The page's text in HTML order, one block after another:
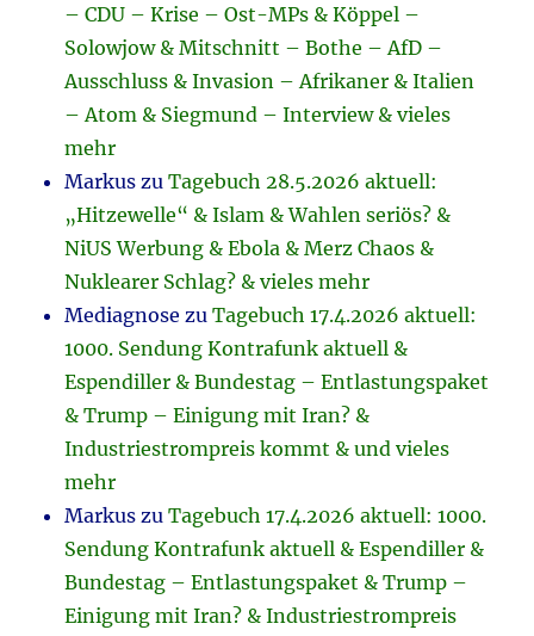
– CDU – Krise – Ost-MPs & Köppel –
Solowjow & Mitschnitt – Bothe – AfD –
Ausschluss & Invasion – Afrikaner & Italien
– Atom & Siegmund – Interview & vieles
mehr
Markus zuTagebuch 28.5.2026 aktuell:
„Hitzewelle“ & Islam & Wahlen seriös? &
NiUS Werbung & Ebola & Merz Chaos &
Nuklearer Schlag? & vieles mehr
Mediagnose zuTagebuch 17.4.2026 aktuell:
1000. Sendung Kontrafunk aktuell &
Espendiller & Bundestag – Entlastungspaket
& Trump – Einigung mit Iran? &
Industriestrompreis kommt & und vieles
mehr
Markus zuTagebuch 17.4.2026 aktuell: 1000.
Sendung Kontrafunk aktuell & Espendiller &
Bundestag – Entlastungspaket & Trump –
Einigung mit Iran? & Industriestrompreis